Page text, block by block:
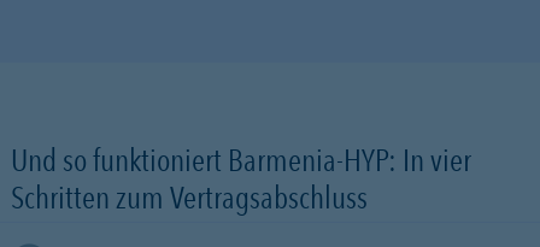
Und so funktioniert Barmenia-HYP: In vier
Schritten zum Vertragsabschluss